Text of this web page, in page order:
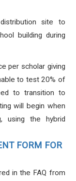
site to
building during
per scholar giving
to test 20% of
to transition to
will begin when
using the hybrid
FORM FOR
in the FAQ from